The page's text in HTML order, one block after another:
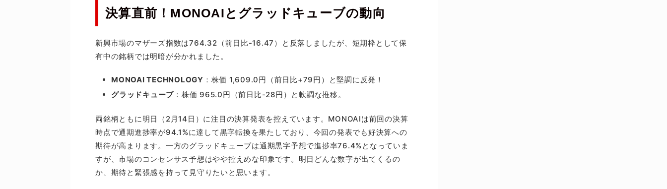
決算直前！MONOAIとグラッドキューブの動向
新興市場のマザーズ指数は764.32（前日比-16.47）と反落しましたが、短期枠として保
有中の銘柄では明暗が分かれました。
MONOAI TECHNOLOGY ：株価 1,609.0円（前日比+79円）と堅調に反発！
グラッドキューブ ：株価 965.0円（前日比-28円）と軟調な推移。
両銘柄ともに明日（2月14日）に注目の決算発表を控えています。MONOAIは前回の決算
時点で通期進捗率が94.1%に達して黒字転換を果たしており、今回の発表でも好決算への
期待が高まります。一方のグラッドキューブは通期黒字予想で進捗率76.4%となっていま
すが、市場のコンセンサス予想はやや控えめな印象です。明日どんな数字が出てくるの
か、期待と緊張感を持って見守りたいと思います。